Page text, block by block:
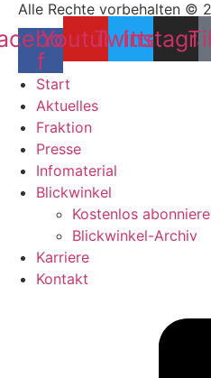
Alle Rechte vorbehalten ©
f
YoutubeTwitter
Start
Aktuelles
Fraktion
Presse
Infomaterial
Blickwinkel
Kostenlos
Blickwinkel-Archiv
Karriere
Kontakt